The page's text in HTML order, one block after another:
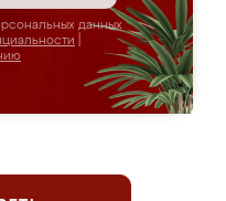
данных